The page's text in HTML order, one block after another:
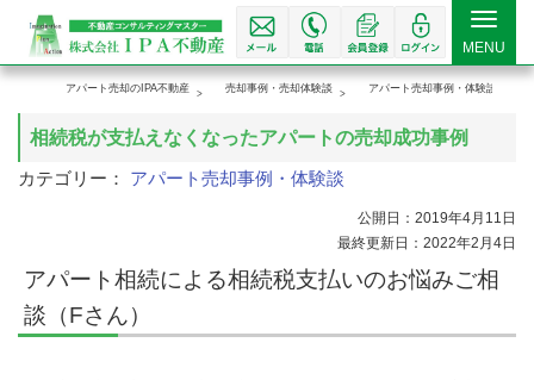
Toggle
MENU
アパート売却のIPA不動産 売却事例・売却体験談 アパート売却事例・体験談
相続税が支払えなくなったアパートの売却成功事例
カテゴリー： アパート売却事例・体験談
公開日：2019年4月11日
最終更新日：2022年2月4日
アパート相続による相続税支払いのお悩みご相
談（Fさん）